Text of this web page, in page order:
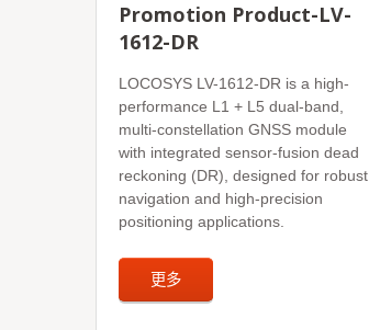
Promotion Product-LV-
1612-DR
LOCOSYS LV-1612-DR is a high-
performance L1 + L5 dual-band,
multi-constellation GNSS module
with integrated sensor-fusion dead
reckoning (DR), designed for robust
navigation and high-precision
positioning applications.
更多